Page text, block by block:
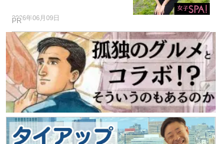
2026年06月09日
PR